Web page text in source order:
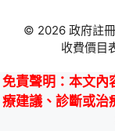
© 2026 政府註
收費價目
免責聲明 ：本文
療建議、診斷或治